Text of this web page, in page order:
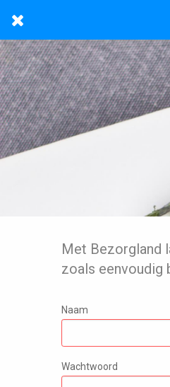
Met Bezorgland
zoals eenvoudig
Naam
Wachtwoord